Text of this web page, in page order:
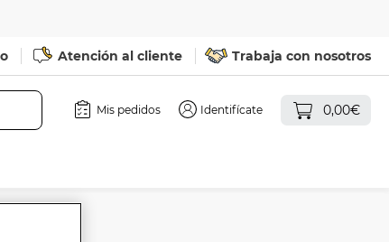
Atención al cliente Trabaja con nosotros
Mis pedidos Identifícate 0,00€